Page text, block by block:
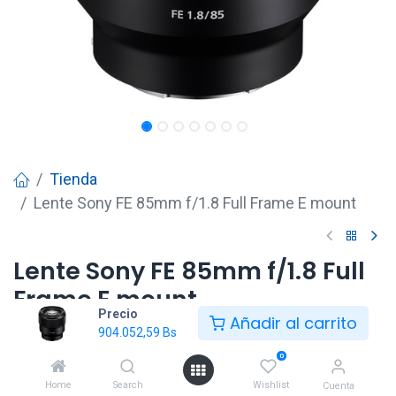
Precio
904.052,59 Bs Añadir al carrito
Home Search
0
Wishlist Cuenta
Tienda
Lente Sony FE 85mm f/1.8 Full Frame E mount
Lente Sony FE 85mm f/1.8 Full
Frame E mount
904.052,59Bs